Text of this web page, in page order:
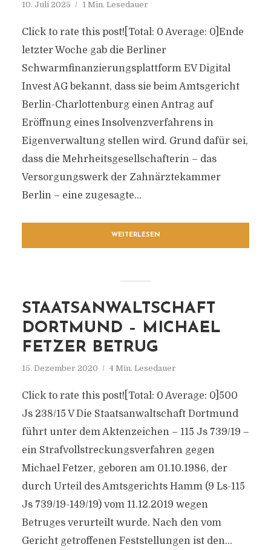
10. Juli 2025 1 Min. Lesedauer
Click to rate this post![Total: 0 Average: 0]Ende
letzter Woche gab die Berliner
Schwarmfinanzierungsplattform EV Digital
Invest AG bekannt, dass sie beim Amtsgericht
Berlin-Charlottenburg einen Antrag auf
Eröffnung eines Insolvenzverfahrens in
Eigenverwaltung stellen wird. Grund dafür sei,
dass die Mehrheitsgesellschafterin – das
Versorgungswerk der Zahnärztekammer
Berlin – eine zugesagte...
WEITERLESEN
STAATSANWALTSCHAFT
DORTMUND – MICHAEL
FETZER BETRUG
15. Dezember 2020 4 Min. Lesedauer
Click to rate this post![Total: 0 Average: 0]500
Js 238/15 V Die Staatsanwaltschaft Dortmund
führt unter dem Aktenzeichen – 115 Js 739/19 –
ein Strafvollstreckungsverfahren gegen
Michael Fetzer, geboren am 01.10.1986, der
durch Urteil des Amtsgerichts Hamm (9 Ls-115
Js 739/19-149/19) vom 11.12.2019 wegen
Betruges verurteilt wurde. Nach den vom
Gericht getroffenen Feststellungen ist den...